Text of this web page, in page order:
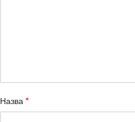
Назва *